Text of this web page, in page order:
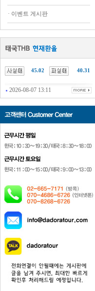
· 이벤트 게시판
45.02 40.31
2026-08-07 13:11